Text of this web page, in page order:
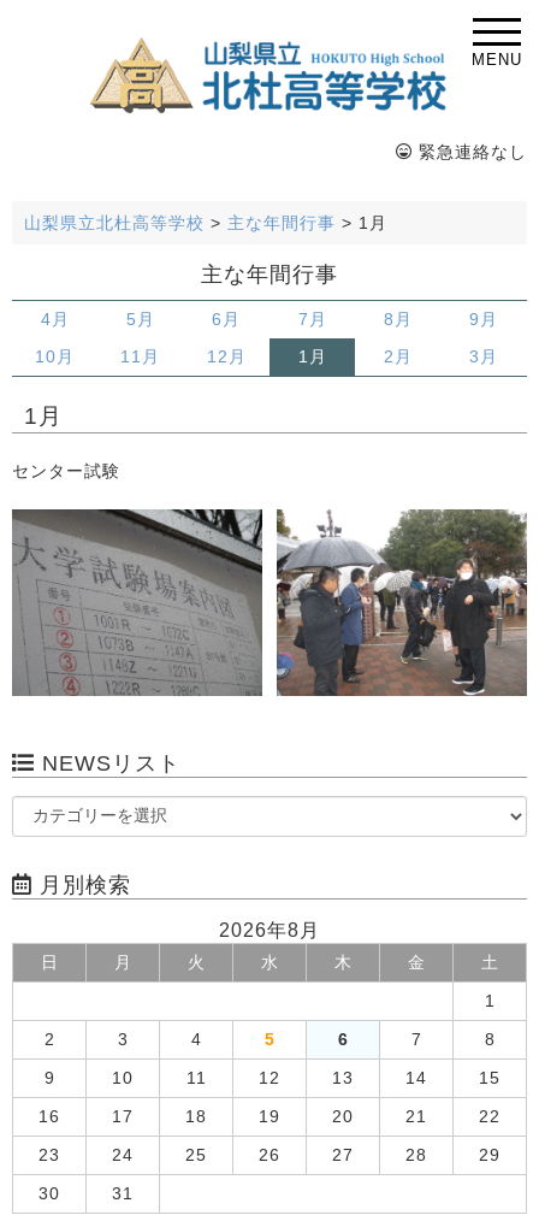
MENU
緊急連絡なし
山梨県立北杜高等学校 > 主な年間行事 > 1月
主な年間行事
4月 5月 6月 7月 8月 9月
10月 11月 12月 1月 2月 3月
1月
センター試験
NEWSリスト
月別検索
2026年8月
日 月 火 水 木 金 土
1
2 3 4 5 6 7 8
9 10 11 12 13 14 15
16 17 18 19 20 21 22
23 24 25 26 27 28 29
30 31